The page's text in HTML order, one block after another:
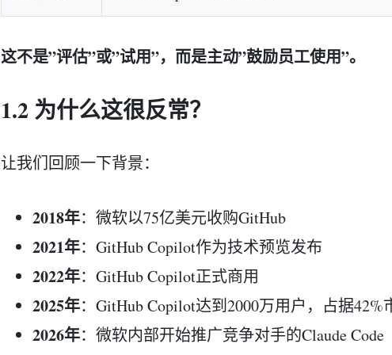
这不是”评估”或”试用”，而是主动”鼓励员工使用”。
1.2 为什么这很反常？
让我们回顾一下背景：
2018年：微软以75亿美元收购GitHub
2021年：GitHub Copilot作为技术预览发布
2022年：GitHub Copilot正式商用
2025年：GitHub Copilot达到2000万用户，占据42%
2026年：微软内部开始推广竞争对手的Claude Code